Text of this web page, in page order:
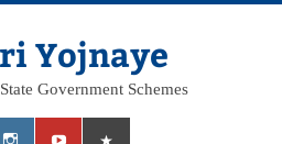
Yojnaye
Government Schemes